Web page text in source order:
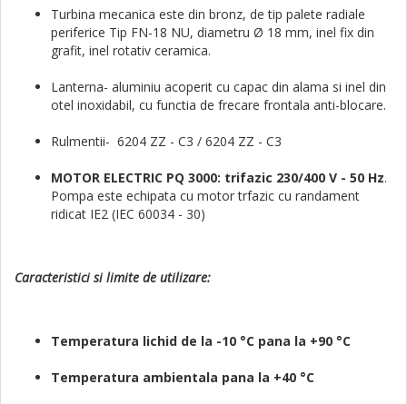
Turbina mecanica este din bronz, de tip palete radiale
periferice Tip FN-18 NU, diametru Ø 18 mm, inel fix din
grafit, inel rotativ ceramica.
Lanterna- aluminiu acoperit cu capac din alama si inel din
otel inoxidabil, cu functia de frecare frontala anti-blocare.
Rulmentii- 6204 ZZ - C3 / 6204 ZZ - C3
MOTOR ELECTRIC PQ 3000: trifazic 230/400 V - 50 Hz.
Pompa este echipata cu motor trfazic cu randament
ridicat IE2 (IEC 60034 - 30)
Caracteristici si limite de utilizare:
Temperatura lichid de la -10 °C pana la +90 °C
Temperatura ambientala pana la +40 °C